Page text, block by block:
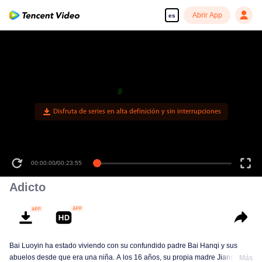
es Abrir App
Disfruta de series en alta definición y sin interrupciones
00:00:00/00:23:55
Adicto
Bai Luoyin ha estado viviendo con su confundido padre Bai Hanqi y sus
abuelos desde que era una niña. A los 16 años, su propia madre Jiang Yuan
Más